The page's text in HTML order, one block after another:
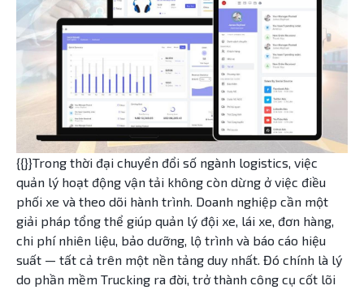
{{}}Trong thời đại chuyển đổi số ngành logistics, việc
quản lý hoạt động vận tải không còn dừng ở việc điều
phối xe và theo dõi hành trình. Doanh nghiệp cần một
giải pháp tổng thể giúp quản lý đội xe, lái xe, đơn hàng,
chi phí nhiên liệu, bảo dưỡng, lộ trình và báo cáo hiệu
suất — tất cả trên một nền tảng duy nhất. Đó chính là lý
do phần mềm Trucking ra đời, trở thành công cụ cốt lõi